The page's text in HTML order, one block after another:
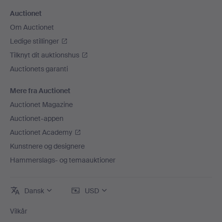
Auctionet
Om Auctionet
Ledige stillinger
Tilknyt dit auktionshus
Auctionets garanti
Mere fra Auctionet
Auctionet Magazine
Auctionet-appen
Auctionet Academy
Kunstnere og designere
Hammerslags- og temaauktioner
Dansk USD
Vilkår